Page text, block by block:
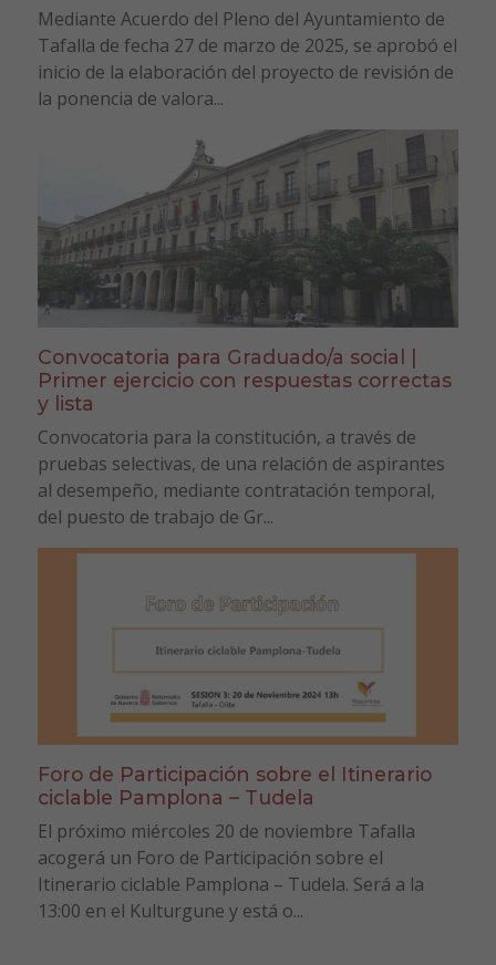
Mediante Acuerdo del Pleno del Ayuntamiento de
Tafalla de fecha 27 de marzo de 2025, se aprobó el
inicio de la elaboración del proyecto de revisión de
la ponencia de valora...
Convocatoria para Graduado/a social |
Primer ejercicio con respuestas correctas
y lista
Convocatoria para la constitución, a través de
pruebas selectivas, de una relación de aspirantes
al desempeño, mediante contratación temporal,
del puesto de trabajo de Gr...
Foro de Participación sobre el Itinerario
ciclable Pamplona – Tudela
El próximo miércoles 20 de noviembre Tafalla
acogerá un Foro de Participación sobre el
Itinerario ciclable Pamplona – Tudela. Será a la
13:00 en el Kulturgune y está o...